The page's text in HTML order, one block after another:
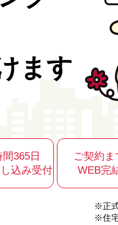
ます
365日
込み受付
ご契約ま
WEB完
※正
※住